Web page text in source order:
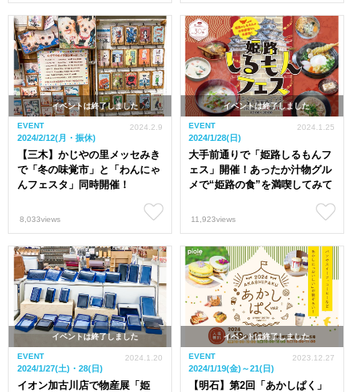
イベントは終了しました
EVENT
2024/2/12(月・振休)
【三木】かじやの里メッセみき
で「冬の味覚市」と「わんにゃ
んフェスタ」同時開催！
2024.2.9
8,033views
イベントは終了しました
EVENT
2024/1/28(日)
大手前通りで「姫路しるもんフ
ェス」開催！あったか汁物グル
メで“姫路の食”を満喫してみて
2024.1.25
11,923views
イベントは終了しました
EVENT
2024/1/27(土)・28(日)
イオン加古川店で物産展「姫
2024.1.20
イベントは終了しました
EVENT
2024/1/19(金)～21(日)
【明石】第2回「あかしぱく」
2023.12.27